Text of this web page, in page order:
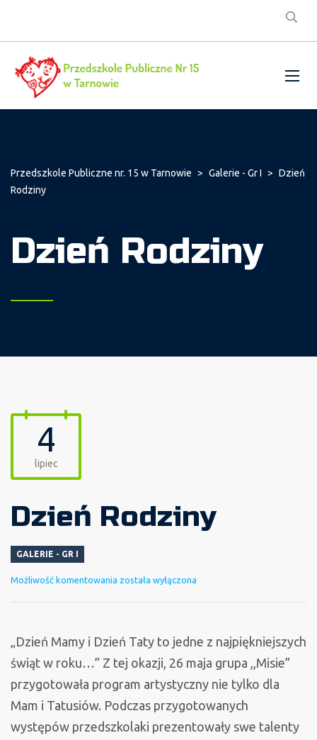
Przedszkole Publiczne nr. 15 w Tarnowie > Galerie - Gr I > Dzień
Rodziny
Dzień Rodziny
4
lipiec
Dzień Rodziny
GALERIE - GR I
Możliwość komentowania Dzień
została wyłączona
„Dzień Mamy i Dzień Taty to jedne z najpiękniejszych
świąt w roku…” Z tej okazji, 26 maja grupa ,,Misie”
przygotowała program artystyczny nie tylko dla
Mam i Tatusiów. Podczas przygotowanych
występów przedszkolaki prezentowały swe talenty